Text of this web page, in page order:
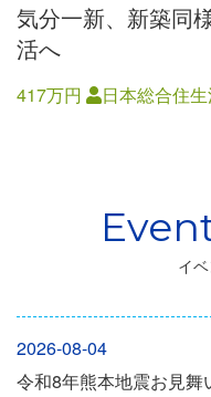
気分一新、新築同
活へ
417万円 日本総合住
イ
2026-08-04
令和8年熊本地震お見舞